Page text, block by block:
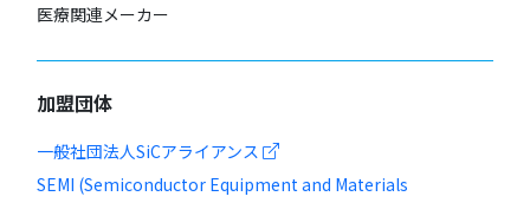
医療関連メーカー
加盟団体
一般社団法人SiCアライアンス
SEMI (Semiconductor Equipment and Materials